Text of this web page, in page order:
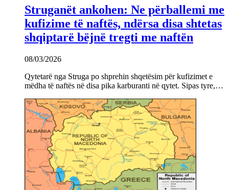
Struganët ankohen: Ne përballemi me
kufizime të naftës, ndërsa disa shtetas
shqiptarë bëjnë tregti me naftën
08/03/2026
Qytetarë nga Struga po shprehin shqetësim për kufizimet e
mëdha të naftës në disa pika karburanti në qytet. Sipas tyre,…